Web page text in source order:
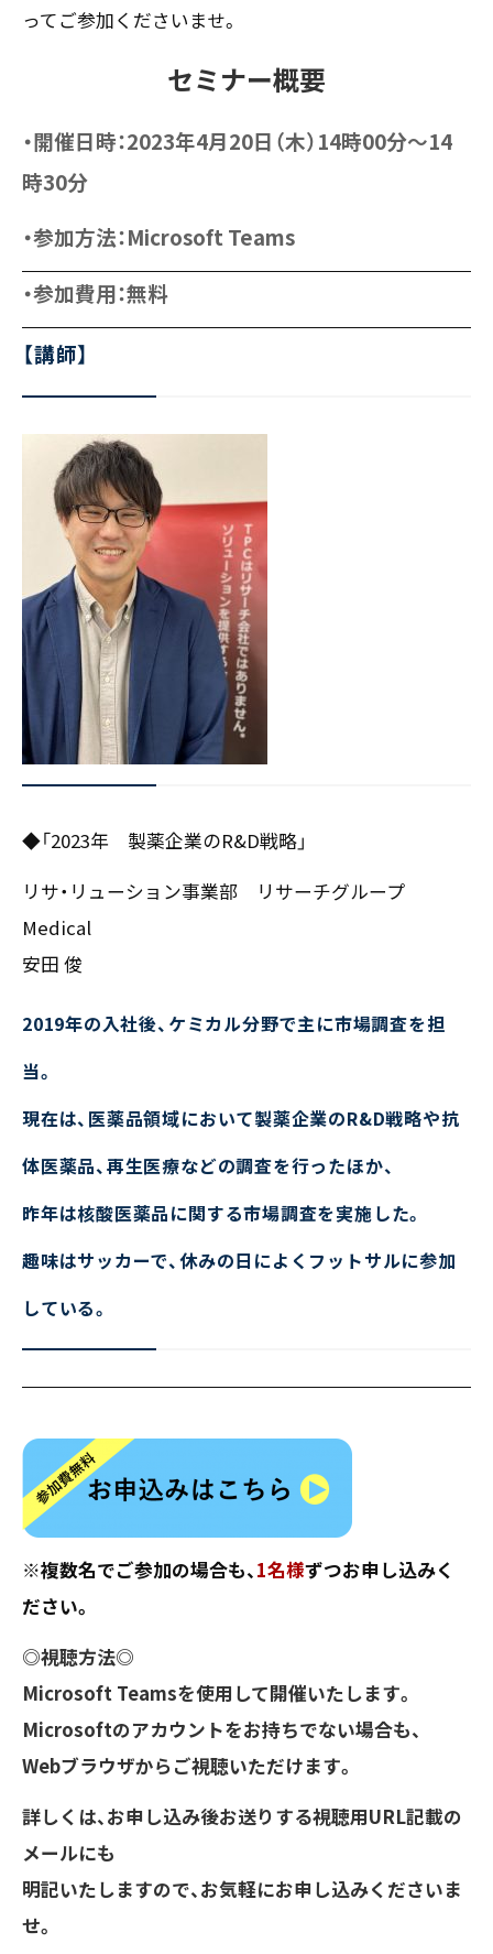
〒550-0013
大阪市西区新町2-4-2 なにわ筋SIAビル［
ってご参加くださいませ。
セミナー概要
・開催日時：2023年4月20日（木）14時00分～14
時30分
・参加方法：Microsoft Teams
・参加費用：無料
【講師】
◆「2023年 製薬企業のR&D戦略」
リサ・リューション事業部 リサーチグループ
Medical
安田 俊
2019年の入社後、ケミカル分野で主に市場調査を担
当。
現在は、医薬品領域において製薬企業のR&D戦略や抗
体医薬品、再生医療などの調査を行ったほか、
昨年は核酸医薬品に関する市場調査を実施した。
趣味はサッカーで、休みの日によくフットサルに参加
している。
※複数名でご参加の場合も、1名様ずつお申し込みく
ださい。
◎視聴方法◎
Microsoft Teamsを使用して開催いたします。
Microsoftのアカウントをお持ちでない場合も、
Webブラウザからご視聴いただけます。
詳しくは、お申し込み後お送りする視聴用URL記載の
メールにも
明記いたしますので、お気軽にお申し込みくださいま
せ。